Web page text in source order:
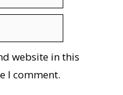
website in this
I comment.